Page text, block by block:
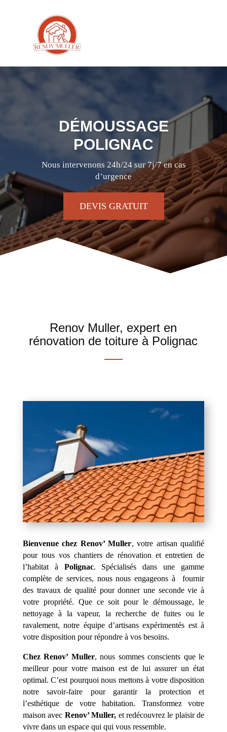
DÉMOUSSAGE
POLIGNAC
Nous intervenons 24h/24 sur 7j/7 en cas
d’urgence
DEVIS GRATUIT
Renov Muller, expert en
rénovation de toiture à Polignac
Bienvenue chez Renov’ Muller, votre artisan qualifié
pour tous vos chantiers de rénovation et entretien de
l’habitat à Polignac. Spécialisés dans une gamme
complète de services, nous nous engageons à fournir
des travaux de qualité pour donner une seconde vie à
votre propriété. Que ce soit pour le démoussage, le
nettoyage à la vapeur, la recherche de fuites ou le
ravalement, notre équipe d’artisans expérimentés est à
votre disposition pour répondre à vos besoins.
Chez Renov’ Muller, nous sommes conscients que le
meilleur pour votre maison est de lui assurer un état
optimal. C’est pourquoi nous mettons à votre disposition
notre savoir-faire pour garantir la protection et
l’esthétique de votre habitation. Transformez votre
maison avec Renov’ Muller, et redécouvrez le plaisir de
vivre dans un espace qui qui vous ressemble.